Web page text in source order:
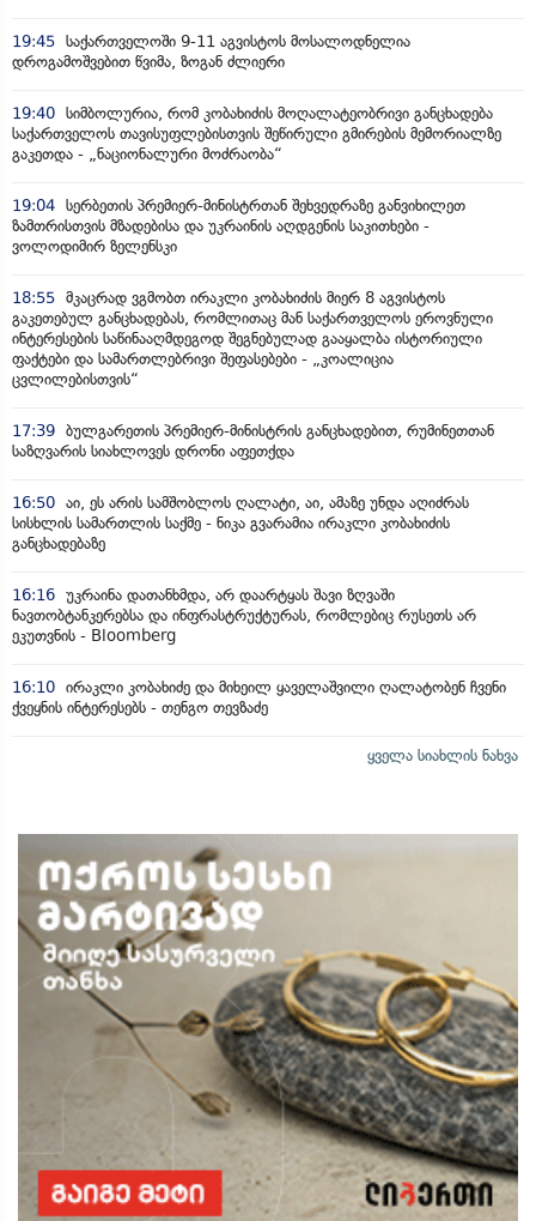
19:45 საქართველოში 9-11 აგვისტოს მოსალოდნელია
დროგამოშვებით წვიმა, ზოგან ძლიერი
19:40 სიმბოლურია, რომ კობახიძის მოღალატეობრივი განცხადება
საქართველოს თავისუფლებისთვის შეწირული გმირების მემორიალზე
გაკეთდა - „ნაციონალური მოძრაობა“
19:04 სერბეთის პრემიერ-მინისტრთან შეხვედრაზე განვიხილეთ
ზამთრისთვის მზადებისა და უკრაინის აღდგენის საკითხები -
ვოლოდიმირ ზელენსკი
18:55 მკაცრად ვგმობთ ირაკლი კობახიძის მიერ 8 აგვისტოს
გაკეთებულ განცხადებას, რომლითაც მან საქართველოს ეროვნული
ინტერესების საწინააღმდეგოდ შეგნებულად გააყალბა ისტორიული
ფაქტები და სამართლებრივი შეფასებები - „კოალიცია
ცვლილებისთვის“
17:39 ბულგარეთის პრემიერ-მინისტრის განცხადებით, რუმინეთთან
საზღვარის სიახლოვეს დრონი აფეთქდა
16:50 აი, ეს არის სამშობლოს ღალატი, აი, ამაზე უნდა აღიძრას
სისხლის სამართლის საქმე - ნიკა გვარამია ირაკლი კობახიძის
განცხადებაზე
16:16 უკრაინა დათანხმდა, არ დაარტყას შავი ზღვაში
ნავთობტანკერებსა და ინფრასტრუქტურას, რომლებიც რუსეთს არ
ეკუთვნის - Bloomberg
16:10 ირაკლი კობახიძე და მიხეილ ყაველაშვილი ღალატობენ ჩვენი
ქვეყნის ინტერესებს - თენგო თევზაძე
ყველა სიახლის ნახვა